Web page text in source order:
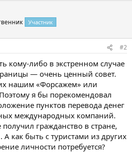
Участник
#2
кому-либо в экстренном случае
— очень ценный совет.
нашим «Форсажем» или
я бы порекомендовал
пунктов перевода денег
международных компаний.
гражданство в стране,
А как быть с туристами из других
личности потребуется?